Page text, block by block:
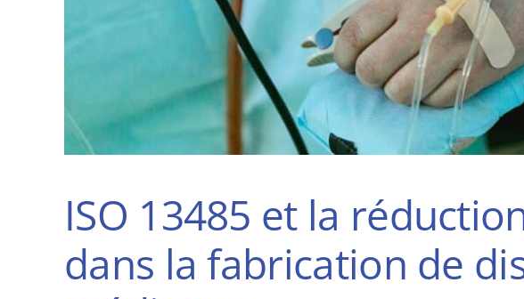
ISO 13485 et la
dans la fabrication de